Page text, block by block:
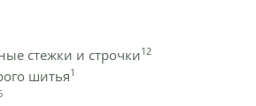
стежки и строчки12
шитья1